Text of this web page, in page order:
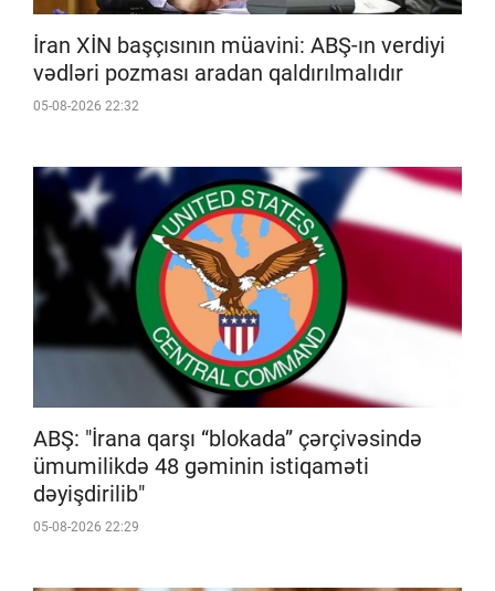
İran XİN başçısının müavini: ABŞ-ın verdiyi
vədləri pozması aradan qaldırılmalıdır
05-08-2026 22:32
ABŞ: "İrana qarşı “blokada” çərçivəsində
ümumilikdə 48 gəminin istiqaməti
dəyişdirilib"
05-08-2026 22:29